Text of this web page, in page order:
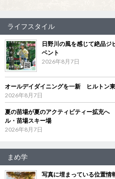
ライフスタイル
日野川の風を感じて絶品
ベント
2026年8月7日
オールデイダイニングを一新 ヒルトン
2026年8月7日
夏の苗場が夏のアクティビティー拡充
ル・苗場スキー場
2026年8月7日
まめ学
写真に埋まっている位置